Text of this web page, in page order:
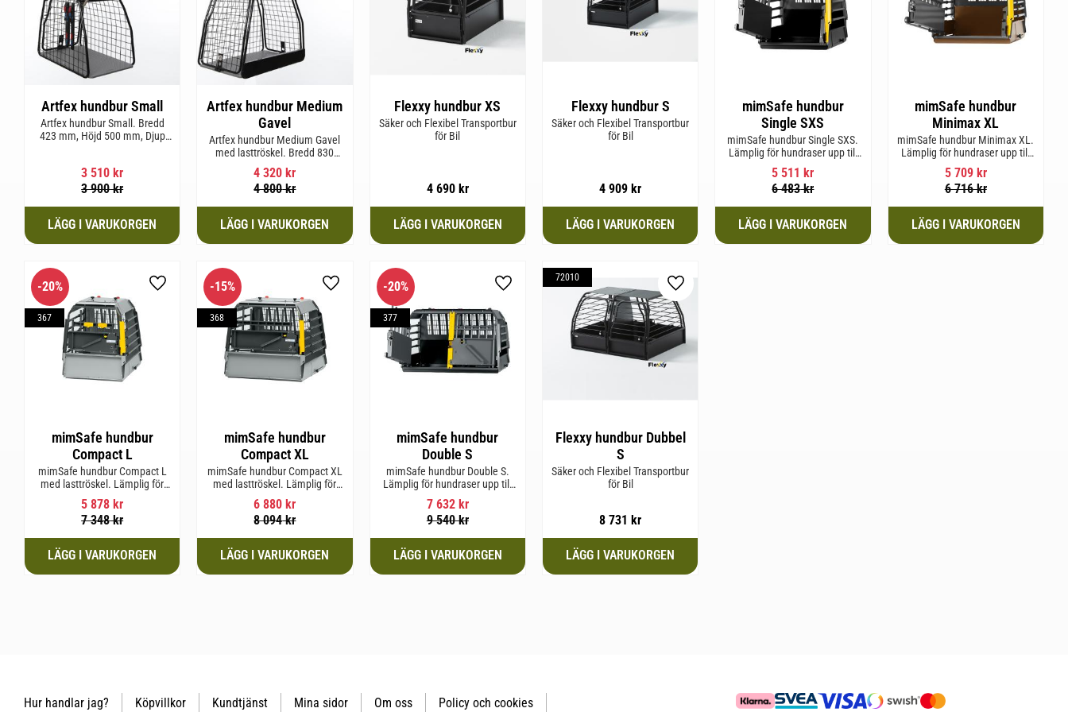
Artfex hundbur Small
Artfex hundbur Small. Bredd
423 mm, Höjd 500 mm, Djup
3 510 kr
3 900kr
Artfex hundbur Medium
Gavel
Artfex hundbur Medium Gavel
med lasttröskel. Bredd 830
mm, Höjd 675 mm, Djup 495
mm och Vikt 20,1 kg.
4 320 kr
4 800kr
Flexxy hundbur XS
Säker och Flexibel Transportbur
för Bil
4 690kr
Flexxy hundbur S
Säker och Flexibel Transportbur
för Bil
4 909 kr
mimSafe hundbur
Single SXS
mimSafe hundbur Single SXS.
Lämplig för hundraser upp till
52 cm i mankhöjd.
5 511 kr
6 483kr
mimSafe hundbur
Minimax XL
mimSafe hundbur Minimax XL.
Lämplig för hundraser upp till
38 cm i mankhöjd.
5 709kr
6 716kr
mimSafe hundbur
Compact L
mimSafe hundbur Compact L
med lasttröskel. Lämplig för
hundraser upp till 58 cm i
mankhöjd.
5 878 kr
7 348kr
20%
367
Lägg till i favoriter
mimSafe hundbur
Compact XL
mimSafe hundbur Compact XL
med lasttröskel. Lämplig för
hundraser upp till 58 cm i
mankhöjd.
6 880 kr
8 094kr
15%
368
Lägg till i favoriter
mimSafe hundbur
Double S
mimSafe hundbur Double S.
Lämplig för hundraser upp till
52 cm i mankhöjd.
7 632kr
9 540kr
20%
377
Lägg till i favoriter
Flexxy hundbur Dubbel
S
Säker och Flexibel Transportbur
för Bil
8 731 kr
72010
Lägg till i favoriter
Hur handlar jag? Köpvillkor Kundtjänst Mina sidor Om oss Policy och cookies